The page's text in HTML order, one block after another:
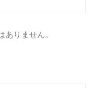
りません。